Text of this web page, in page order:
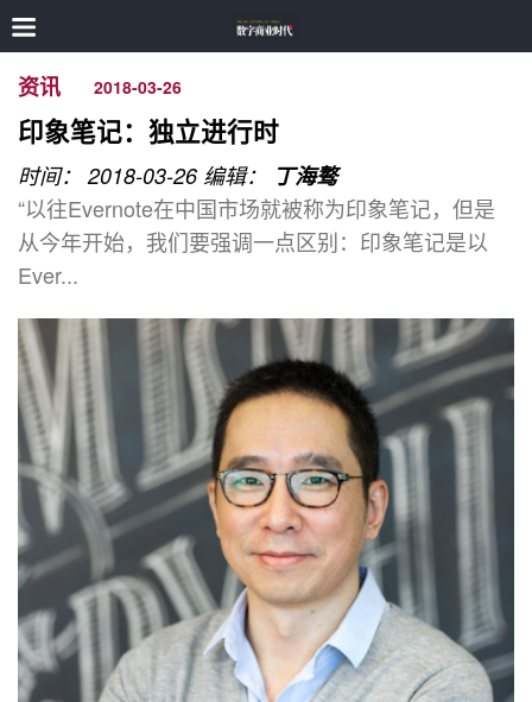
资讯 2018-03-26
印象笔记：独立进行时
时间： 2018-03-26 编辑：
丁海骜
“以往Evernote在中国市场就被称为印象笔记，但是
从今年开始，我们要强调一点区别：印象笔记是以
Ever...